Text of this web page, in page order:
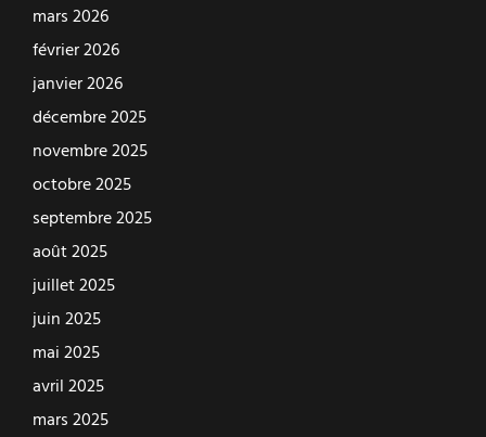
mars 2026
février 2026
janvier 2026
décembre 2025
novembre 2025
octobre 2025
septembre 2025
août 2025
juillet 2025
juin 2025
mai 2025
avril 2025
mars 2025